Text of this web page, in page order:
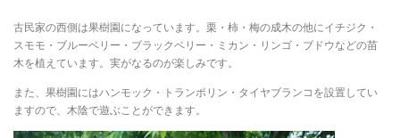
古民家の西側は果樹園になっています。栗・柿・梅の成木の他にイチジク・
スモモ・ブルーベリー・ブラックベリー・ミカン・リンゴ・ブドウなどの苗
木を植えています。実がなるのが楽しみです。
また、果樹園にはハンモック・トランポリン・タイヤブランコを設置してい
ますので、木陰で遊ぶことができます。